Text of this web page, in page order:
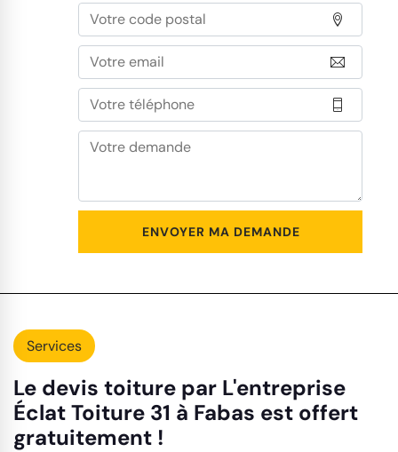
Services
Le devis toiture par L'entreprise
Éclat Toiture 31 à Fabas est offert
gratuitement !